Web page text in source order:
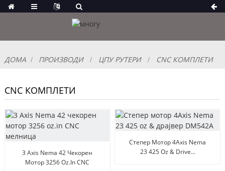
ДОМА ПРОИЗВОДИ ЦПУ РУТЕРИ CNC КОМПЛЕТИ
CNC КОМПЛЕТИ
3 Axis Nema 42 Чекорен
Мотор 3256 Oz.in CNC
Степер Мотор 4Axis Nema
23 425 Oz & Drive...